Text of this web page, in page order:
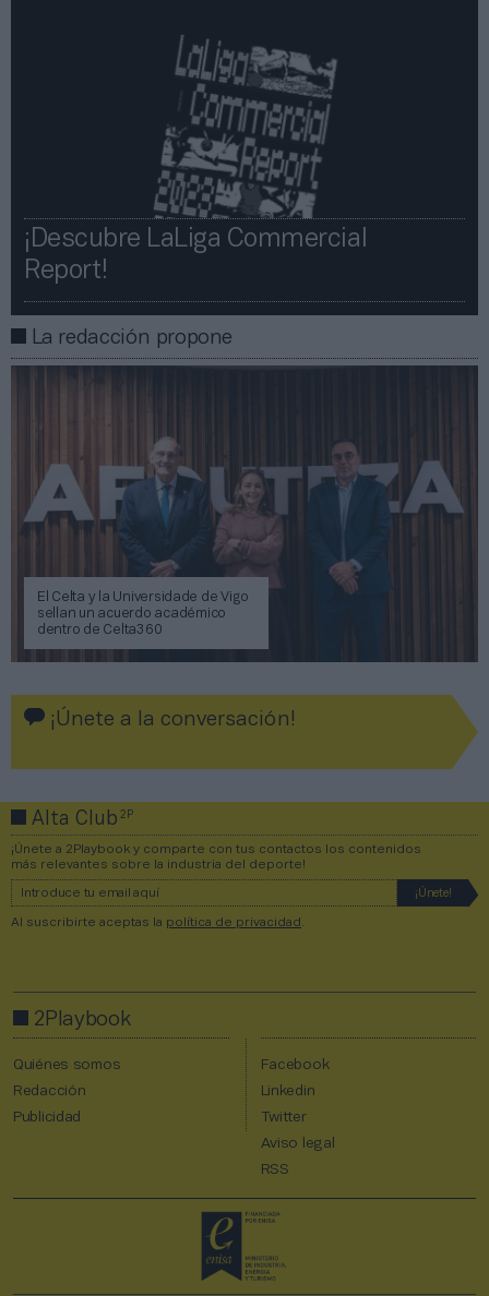
¡Descubre LaLiga Commercial
Report!​​
La redacción propone
El Celta y la Universidade de Vigo
sellan un acuerdo académico
dentro de Celta360
¡Únete a la conversación!
Alta Club2P
¡Únete a 2Playbook y comparte con tus contactos los contenidos
más relevantes sobre la industria del deporte!
Al suscribirte aceptas la política de privacidad .
2Playbook
Quiénes somos
Redacción
Publicidad
Facebook
Linkedin
Twitter
Aviso legal
RSS